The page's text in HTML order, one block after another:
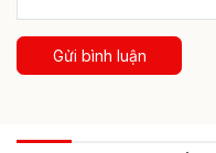
Gửi bình luận